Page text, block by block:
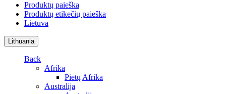
Produktų paieška
Produktų etikečių paieška
Lietuva
Lithuania
Back
Afrika
Pietų Afrika
Australija